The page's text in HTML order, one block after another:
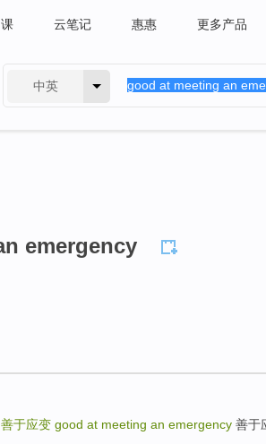
云笔记 惠惠 更多产品
中英
emergency
善于应变 good at meeting an emergency 善于